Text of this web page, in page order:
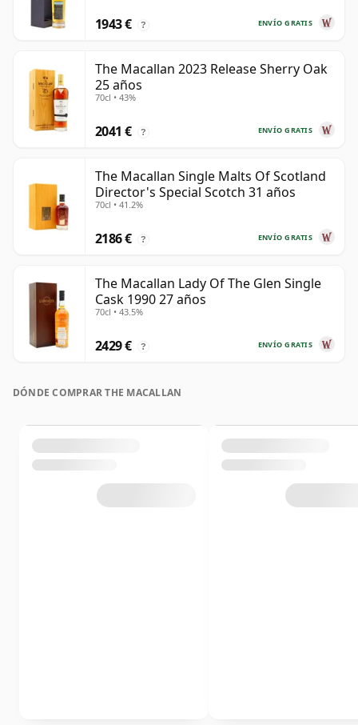
ENVÍO GRATIS
1943 € ?
The Macallan 2023 Release Sherry Oak
25 años
70cl • 43%
ENVÍO GRATIS
2041 € ?
The Macallan Single Malts Of Scotland
Director's Special Scotch 31 años
70cl • 41.2%
ENVÍO GRATIS
2186 € ?
The Macallan Lady Of The Glen Single
Cask 1990 27 años
70cl • 43.5%
ENVÍO GRATIS
2429 € ?
DÓNDE COMPRAR THE MACALLAN